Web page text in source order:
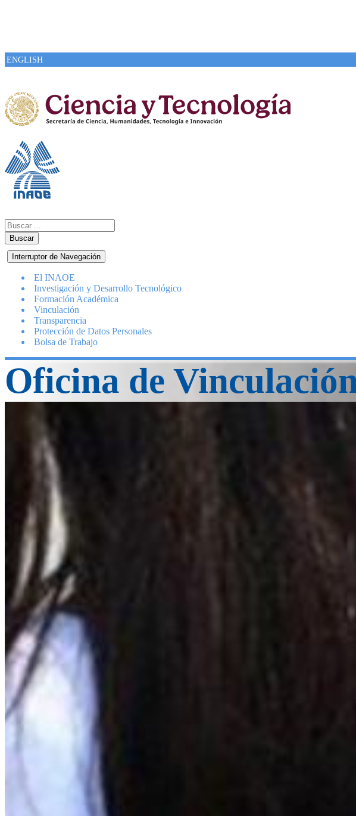
ENGLISH
Buscar
Interruptor de Navegación
El INAOE
Investigación y Desarrollo Tecnológico
Formación Académica
Vinculación
Transparencia
Protección de Datos Personales
Bolsa de Trabajo
Oficina de